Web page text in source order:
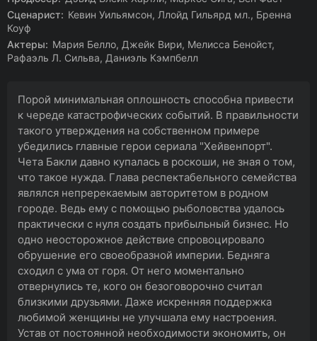
Сценарист: Кевин Уильямсон, Ллойд Гильярд мл., Бренна
Коуф
Актеры: Мария Белло, Джейк Вири, Мелисса Бенойст,
Рафаэль Л. Сильва, Даниэль Кэмпбелл
Порой минимальная оплошность способна привести
к череде катастрофических событий. В правильности
такого утверждения на собственном примере
убедились главные герои сериала "Хейвенпорт".
Чета Бакли давно купалась в роскоши, не зная о том,
что такое нужда. Глава респектабельного семейства
являлся непререкаемым авторитетом в родном
городе. Ведь ему с помощью рыболовства удалось
практически с нуля создать прибыльный бизнес. Но
одно неосторожное действие спровоцировало
обрушение его своеобразной империи. Бедняга
сходил с ума от горя. От него моментально
отвернулись те, кого он безоговорочно считал
близкими друзьями. Даже искренняя поддержка
любимой женщины не улучшала ему настроения.
Устав от постоянной необходимости экономить, он